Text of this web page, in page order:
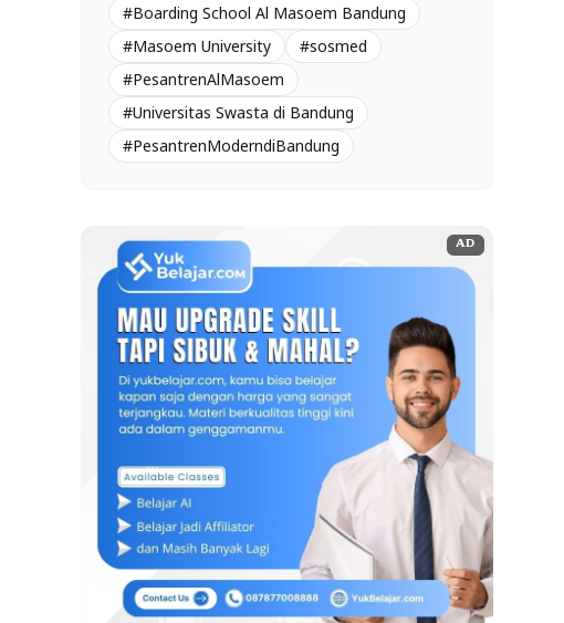
#Boarding School Al Masoem Bandung
#Masoem University
#sosmed
#PesantrenAlMasoem
#Universitas Swasta di Bandung
#PesantrenModerndiBandung
AD